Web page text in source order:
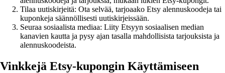
Tilaa uutiskirjeitä: Ota selvää, tarjoaako Etsy alennuskoodeja tai
kuponkeja säännöllisesti uutiskirjeissään.
Seuraa sosiaalista mediaa: Liity Etsyyn sosiaalisen median
kanavien kautta ja pysy ajan tasalla mahdollisista tarjouksista ja
alennuskoodeista.
Vinkkejä Etsy-kupongin Käyttämiseen